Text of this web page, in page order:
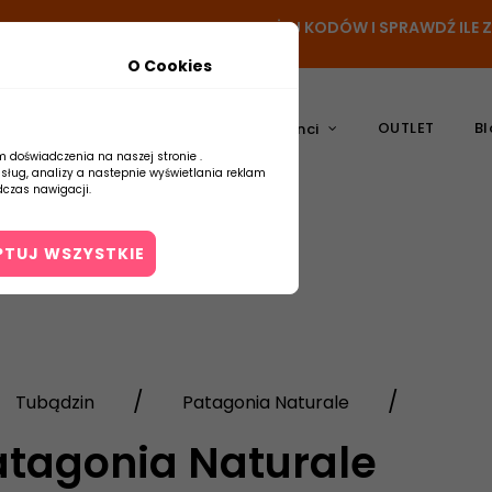
DODAJ PRODUKT DO KOSZYKA, UŻYJ KODÓW I SPRAWDŹ ILE
Producenci OUTLET
Tubądzin Patagonia Naturale
Naturale
O Cookies
doświadczenia na naszej stronie .
analizy a nastepnie wyświetlania reklam
nawigacji.
WSZYSTKIE